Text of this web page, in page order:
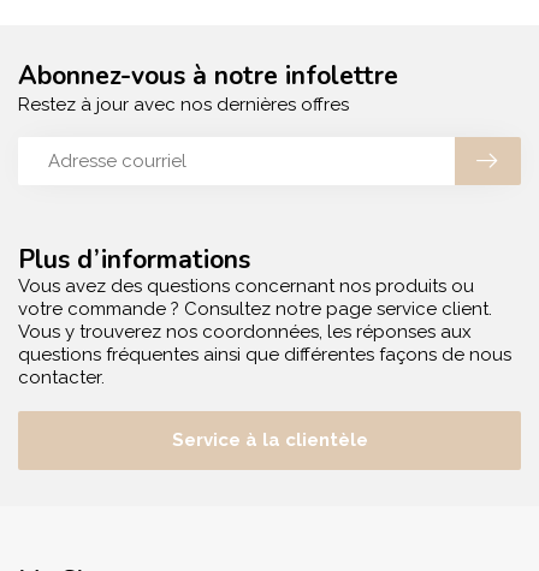
Plus d’informations
Vous avez des questions concernant nos produits ou
votre commande ? Consultez notre page service client.
Vous y trouverez nos coordonnées, les réponses aux
questions fréquentes ainsi que différentes façons de nous
contacter.
Service à la clientèle
Abonnez-vous à notre infolettre
Restez à jour avec nos dernières offres